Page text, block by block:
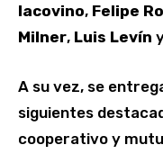
Iacovino, Felipe
Milner, Luis Levín
A su vez, se
siguientes
cooperativo y